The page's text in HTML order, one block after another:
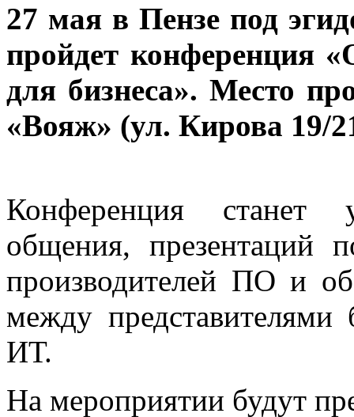
27 мая в Пензе под
пройдет конференция
для бизнеса». Место
«Вояж» (ул. Кирова 19/
Конференция станет
общения, презентаций
производителей ПО и
между представителями
ИТ.
На мероприятии будут